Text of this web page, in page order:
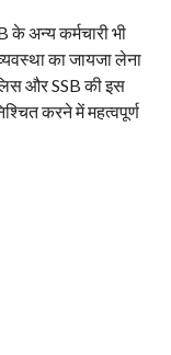
के अन्य कर्मचारी भी
का जायजा लेना
और SSB की इस
करने में महत्वपूर्ण